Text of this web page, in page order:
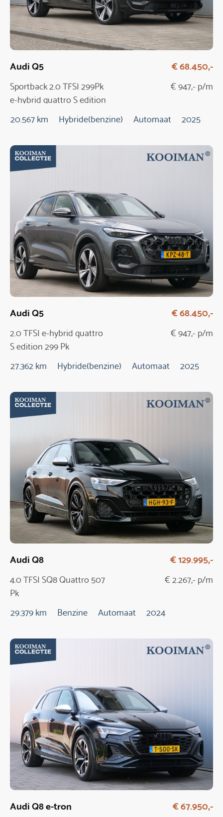
Audi Q5
Sportback 2.0 TFSI 299Pk
e-hybrid quattro S edition
€ 68.450,-
€ 947,- p/m
20.567 km Hybride(benzine) Automaat 2025
Audi Q5
2.0 TFSI e-hybrid quattro
S edition 299 Pk
Automaat / NIEUW
MODEL
€ 68.450,-
€ 947,- p/m
27.362 km Hybride(benzine) Automaat 2025
Audi Q8
4.0 TFSI SQ8 Quattro 507
Pk
€ 129.995,-
€ 2.267,- p/m
29.379 km Benzine Automaat 2024
Audi Q8 e-tron € 67.950,-